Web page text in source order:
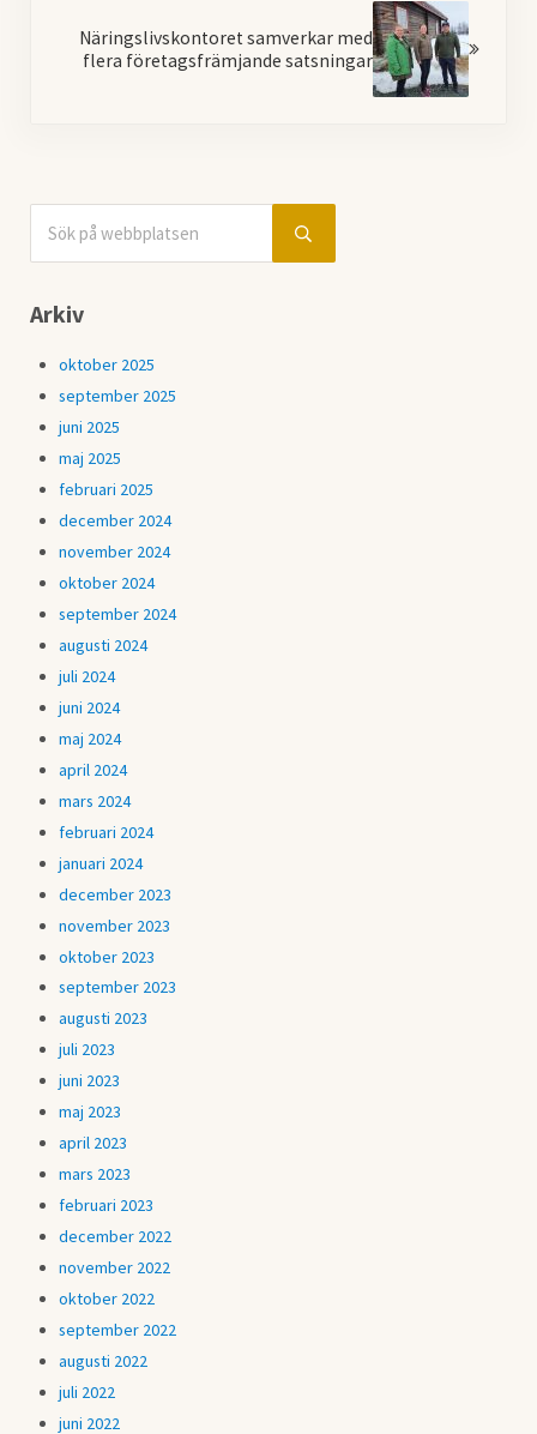
Näringslivskontoret samverkar med
flera företagsfrämjande satsningar
Sidebar
Submit search
Arkiv
oktober 2025
september 2025
juni 2025
maj 2025
februari 2025
december 2024
november 2024
oktober 2024
september 2024
augusti 2024
juli 2024
juni 2024
maj 2024
april 2024
mars 2024
februari 2024
januari 2024
december 2023
november 2023
oktober 2023
september 2023
augusti 2023
juli 2023
juni 2023
maj 2023
april 2023
mars 2023
februari 2023
december 2022
november 2022
oktober 2022
september 2022
augusti 2022
juli 2022
juni 2022